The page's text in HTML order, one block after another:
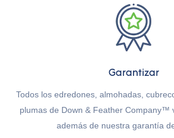
Garantizar
Todos los edredones, almohadas,
plumas de Down & Feather Company™
además de nuestra garantía